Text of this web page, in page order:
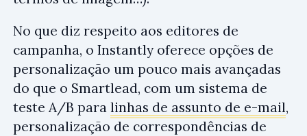
No que diz respeito aos editores de
campanha, o Instantly oferece opções de
personalização um pouco mais avançadas
do que o Smartlead, com um sistema de
teste A/B para linhas de assunto de e-mail,
personalização de correspondências de